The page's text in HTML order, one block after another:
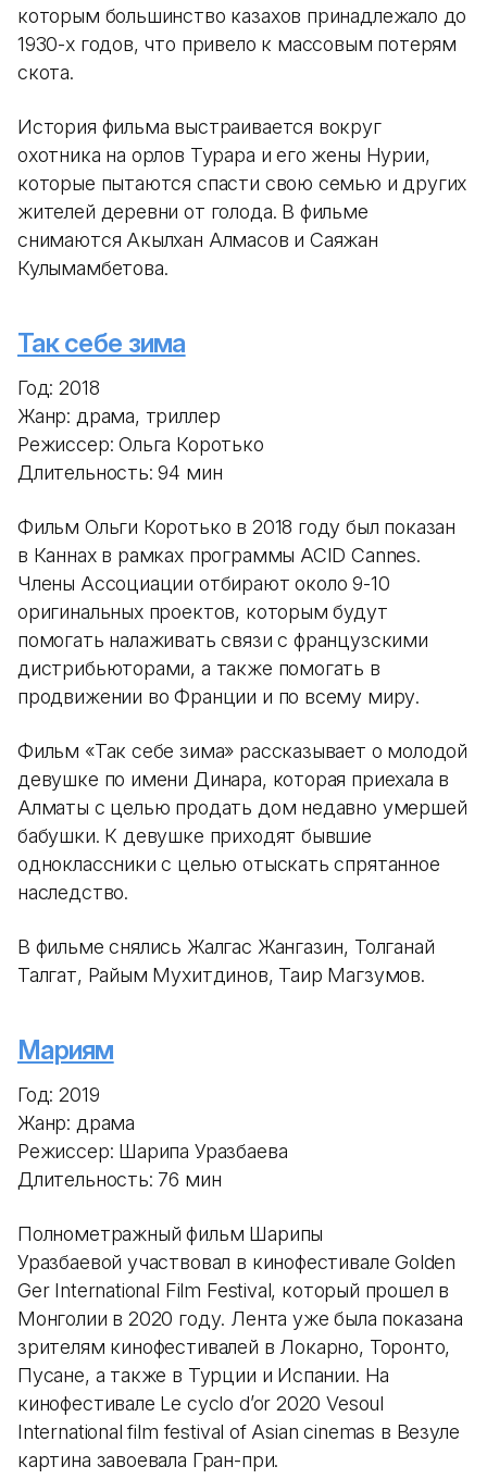
которым большинство казахов принадлежало до
1930-х годов, что привело к массовым потерям
скота.
История фильма выстраивается вокруг
охотника на орлов Турара и его жены Нурии,
которые пытаются спасти свою семью и других
жителей деревни от голода. В фильме
снимаются Акылхан Алмасов и Саяжан
Кулымамбетова.
Так себе зима
Год: 2018
Жанр: драма, триллер
Режиссер: Ольга Коротько
Длительность: 94 мин
Фильм Ольги Коротько в 2018 году был показан
в Каннах в рамках программы ACID Cannes.
Члены Ассоциации отбирают около 9-10
оригинальных проектов, которым будут
помогать налаживать связи с французскими
дистрибьюторами, а также помогать в
продвижении во Франции и по всему миру.
Фильм «Так себе зима» рассказывает о молодой
девушке по имени Динара, которая приехала в
Алматы с целью продать дом недавно умершей
бабушки. К девушке приходят бывшие
одноклассники с целью отыскать спрятанное
наследство.
В фильме снялись Жалгас Жангазин, Толганай
Талгат, Райым Мухитдинов, Таир Магзумов.
Мариям
Год: 2019
Жанр: драма
Режиссер: Шарипа Уразбаева
Длительность: 76 мин
Полнометражный фильм Шарипы
Уразбаевой участвовал в кинофестивале Golden
Ger International Film Festival, который прошел в
Монголии в 2020 году. Лента уже была показана
зрителям кинофестивалей в Локарно, Торонто,
Пусане, а также в Турции и Испании. На
кинофестивале Le cyclo d’or 2020 Vesoul
International film festival of Asian cinemas в Везуле
картина завоевала Гран-при.